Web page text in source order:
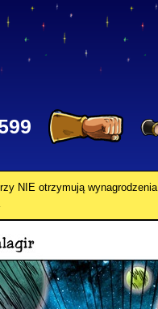
NIE otrzymują wynagrodzenia.